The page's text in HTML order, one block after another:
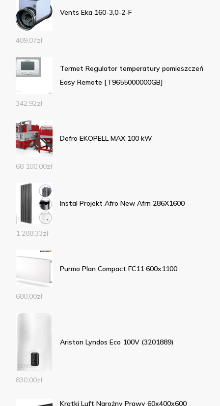
Vents Eka 160-3,0-2-F
409,07zł
Termet Regulator temperatury pomieszczeń
Easy Remote [T9655000000GB]
342,92zł
Defro EKOPELL MAX 100 kW
68 100,00zł
Instal Projekt Afro New Afrn 286X1600
1 288,33zł
Purmo Plan Compact FC11 600x1100
680,00zł
Ariston Lyndos Eco 100V (3201889)
830,00zł
Kratki Luft Narożny Prawy 60x400x600